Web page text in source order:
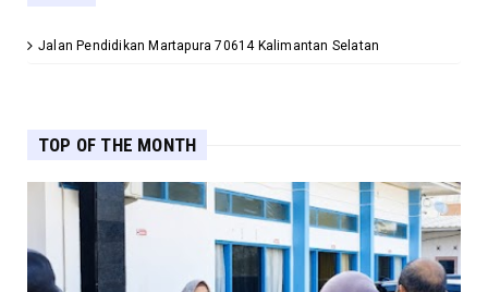
Jalan Pendidikan Martapura 70614 Kalimantan Selatan
TOP OF THE MONTH